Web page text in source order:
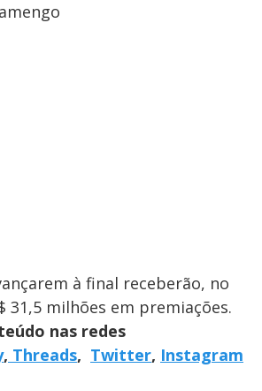
à final receberão, no
31,5 milhões em premiações.
nas redes
, Threads, Twitter, Instagram